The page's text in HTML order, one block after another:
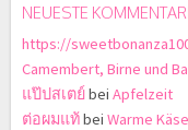
NEUESTE
https://
Camembert, Birne und
แป๊ปสเตย์bei Apfelzeit
ต่อผมแท้bei Warme